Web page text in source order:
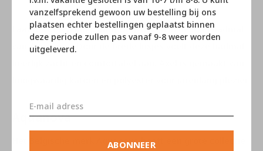
vanzelfsprekend gewoon uw bestelling bij ons
plaatsen echter bestellingen geplaatst binnen
deze periode zullen pas vanaf 9-8 weer worden
uitgeleverd.
ABONNEER
Laat je voeten langzaam wegzakken in de Axel badmat
van Aquanova. Door de brede lusjes voelt deze badmat
Aquanova
Het Belgische merk Aquanova heeft een grote collectie